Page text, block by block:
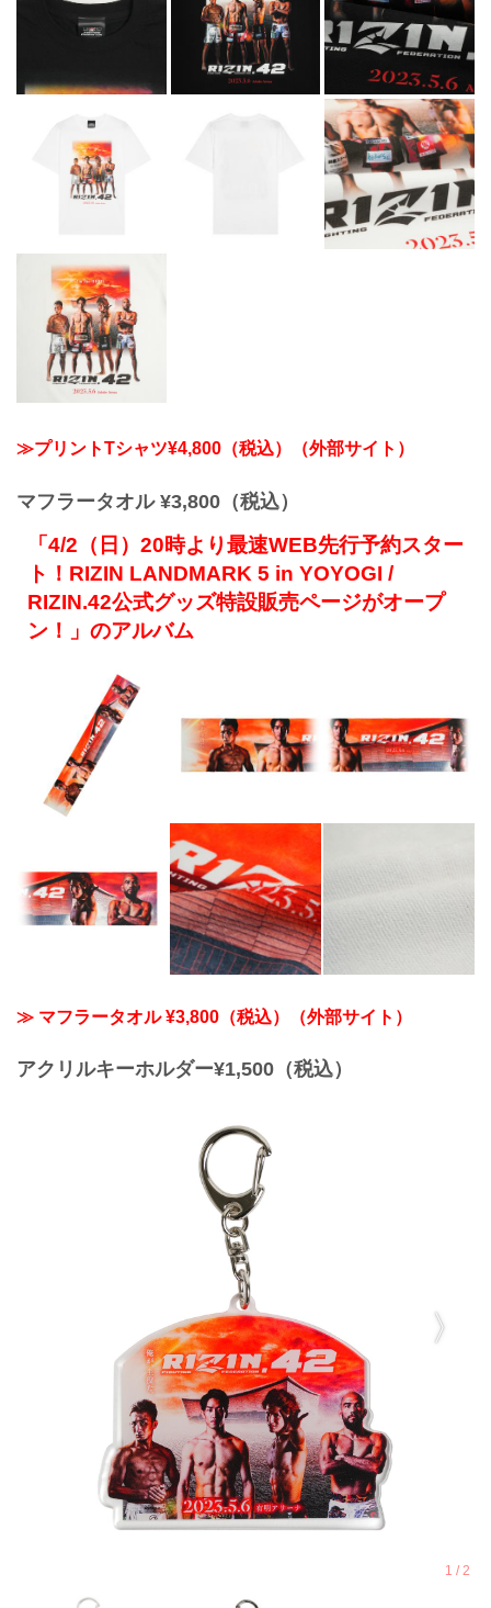
≫プリントTシャツ¥4,800（税込）（外部サイト）
マフラータオル ¥3,800（税込）
「4/2（日）20時より最速WEB先行予約スター
ト！RIZIN LANDMARK 5 in YOYOGI /
RIZIN.42公式グッズ特設販売ページがオープ
ン！」のアルバム
≫ マフラータオル ¥3,800（税込）（外部サイト）
アクリルキーホルダー¥1,500（税込）